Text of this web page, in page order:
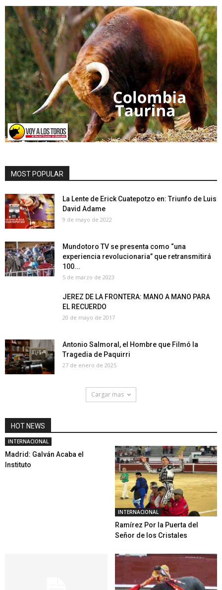
MOST POPULAR
La Lente de Erick Cuatepotzo en: Triunfo de Luis
David Adame
9 de mayo de 2022
Mundotoro TV se presenta como “una
experiencia revolucionaria” que retransmitirá
100...
5 de marzo de 2023
JEREZ DE LA FRONTERA: MANO A MANO PARA
EL RECUERDO
20 de mayo de 2017
Antonio Salmoral, el Hombre que Filmó la
Tragedia de Paquirri
27 de enero de 2025
Cargar mas
HOT NEWS
INTERNACIONAL
Madrid: Galván Acaba el
Instituto
INTERNACIONAL
Ramírez Por la Puerta del
Señor de los Cristales